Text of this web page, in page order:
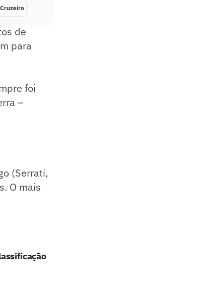
Cruzeiro
de
para
foi
–
(Serrati,
O mais